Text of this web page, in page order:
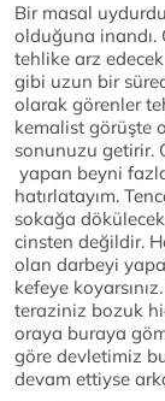
Bir masal
olduğuna inandı.
tehlike arz
gibi uzun bir
olarak görenler
kemalist görüşte
sonunuzu getirir.
yapan beyni
hatırlatayım.
sokağa
cinsten değildir.
olan darbeyi
kefeye
teraziniz bozuk
oraya buraya
göre devletimiz
devam ettiyse